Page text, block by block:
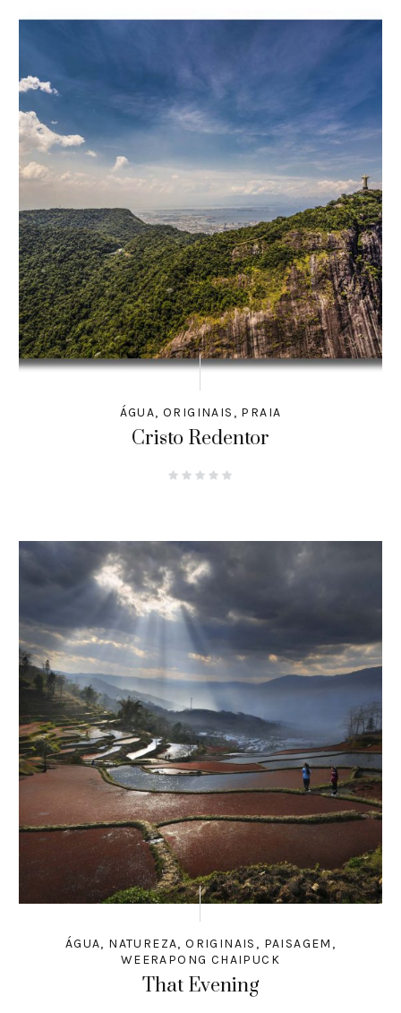
ÁGUA, ORIGINAIS , PRAIA
Cristo Redentor
ÁGUA, NATUREZA,ORIGINAIS , PAISAGEM ,
WEERAPONG CHAIPUCK
That Evening